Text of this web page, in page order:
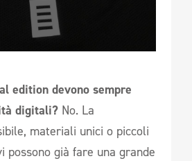
edition devono sempre
digitali? No. La
materiali unici o piccoli
già fare una grande